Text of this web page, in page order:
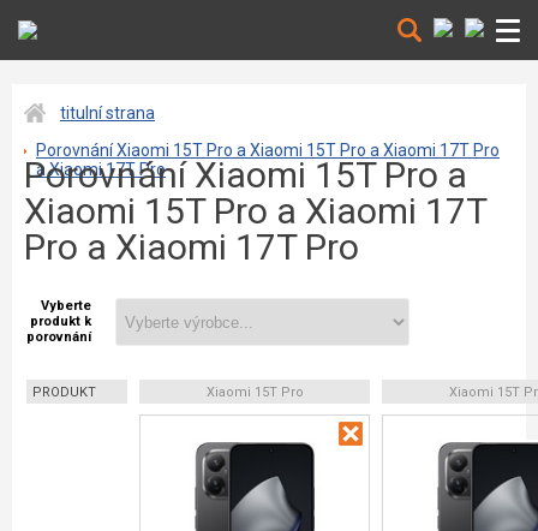
titulní strana
Porovnání Xiaomi 15T Pro a Xiaomi 15T Pro a Xiaomi 17T Pro
a Xiaomi 17T Pro
Porovnání Xiaomi 15T Pro a
Xiaomi 15T Pro a Xiaomi 17T
Pro a Xiaomi 17T Pro
Vyberte
produkt k
porovnání
PRODUKT Xiaomi 15T Pro Xiaomi 15T